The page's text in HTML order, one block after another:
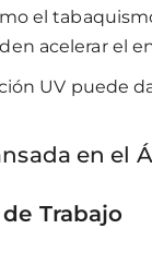
el
acelerar el
UV puede
en el
Trabajo